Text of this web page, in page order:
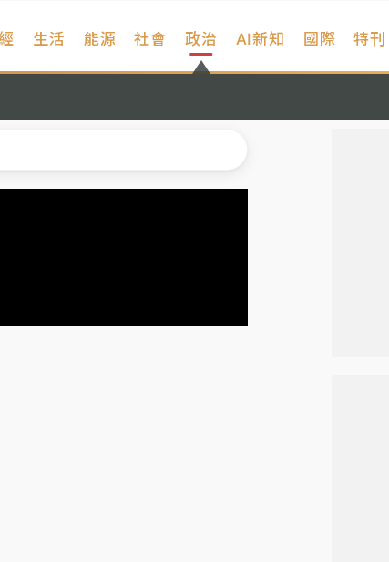
生活 能源 社會 政治 AI新知 國際 特刊
黃線停車
、蔡英文成關鍵